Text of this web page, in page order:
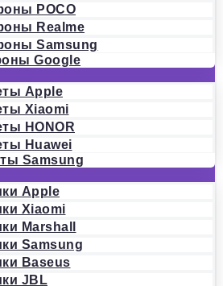
POCO
Realme
Samsung
Google
Apple
Xiaomi
HONOR
Huawei
Samsung
Apple
Xiaomi
Marshall
Samsung
Baseus
JBL